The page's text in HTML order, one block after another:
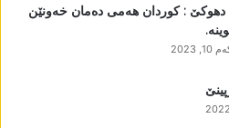
دھوکێ : کوردان ھەمی دەمان خەونێن